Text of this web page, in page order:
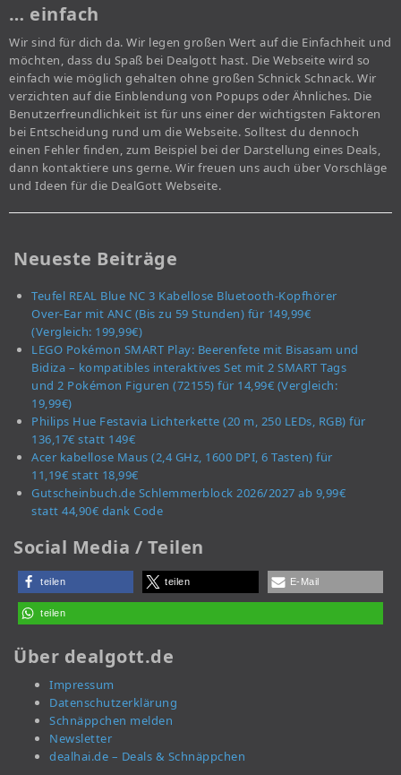
… einfach
Wir sind für dich da. Wir legen großen Wert auf die Einfachheit und
möchten, dass du Spaß bei Dealgott hast. Die Webseite wird so
einfach wie möglich gehalten ohne großen Schnick Schnack. Wir
verzichten auf die Einblendung von Popups oder Ähnliches. Die
Benutzerfreundlichkeit ist für uns einer der wichtigsten Faktoren
bei Entscheidung rund um die Webseite. Solltest du dennoch
einen Fehler finden, zum Beispiel bei der Darstellung eines Deals,
dann kontaktiere uns gerne. Wir freuen uns auch über Vorschläge
und Ideen für die DealGott Webseite.
Neueste Beiträge
Teufel REAL Blue NC 3 Kabellose Bluetooth-Kopfhörer
Over-Ear mit ANC (Bis zu 59 Stunden) für 149,99€
(Vergleich: 199,99€)
LEGO Pokémon SMART Play: Beerenfete mit Bisasam und
Bidiza – kompatibles interaktives Set mit 2 SMART Tags
und 2 Pokémon Figuren (72155) für 14,99€ (Vergleich:
19,99€)
Philips Hue Festavia Lichterkette (20 m, 250 LEDs, RGB) für
136,17€ statt 149€
Acer kabellose Maus (2,4 GHz, 1600 DPI, 6 Tasten) für
11,19€ statt 18,99€
Gutscheinbuch.de Schlemmerblock 2026/2027 ab 9,99€
statt 44,90€ dank Code
Social Media / Teilen
teilen teilen E-Mail
teilen
Über dealgott.de
Impressum
Datenschutzerklärung
Schnäppchen melden
Newsletter
dealhai.de – Deals & Schnäppchen